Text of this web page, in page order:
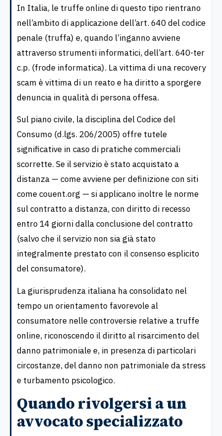
In Italia, le truffe online di questo tipo rientrano
nell’ambito di applicazione dell’art. 640 del codice
penale (truffa) e, quando l’inganno avviene
attraverso strumenti informatici, dell’art. 640-ter
c.p. (frode informatica). La vittima di una recovery
scam è vittima di un reato e ha diritto a sporgere
denuncia in qualità di persona offesa.
Sul piano civile, la disciplina del Codice del
Consumo (d.lgs. 206/2005) offre tutele
significative in caso di pratiche commerciali
scorrette. Se il servizio è stato acquistato a
distanza — come avviene per definizione con siti
come couent.org — si applicano inoltre le norme
sul contratto a distanza, con diritto di recesso
entro 14 giorni dalla conclusione del contratto
(salvo che il servizio non sia già stato
integralmente prestato con il consenso esplicito
del consumatore).
La giurisprudenza italiana ha consolidato nel
tempo un orientamento favorevole al
consumatore nelle controversie relative a truffe
online, riconoscendo il diritto al risarcimento del
danno patrimoniale e, in presenza di particolari
circostanze, del danno non patrimoniale da stress
e turbamento psicologico.
Quando rivolgersi a un
avvocato specializzato